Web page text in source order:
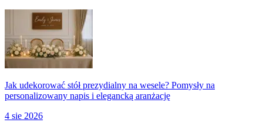
Jak udekorować stół prezydialny na wesele? Pomysły na
personalizowany napis i elegancką aranżację
4 sie 2026